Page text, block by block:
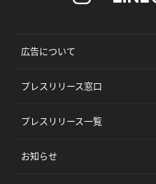
広告について
プレスリリース窓口
プレスリリース一覧
お知らせ